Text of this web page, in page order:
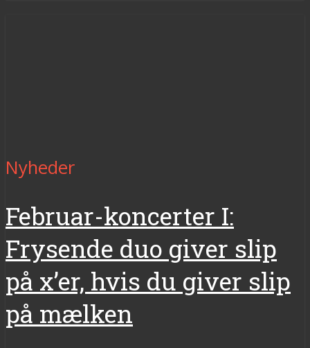
Nyheder
Februar-koncerter I:
Frysende duo giver slip
på x’er, hvis du giver slip
på mælken